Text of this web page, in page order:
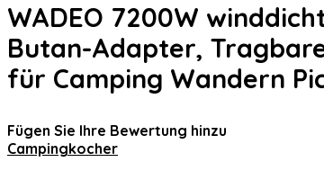
WADEO 7200W
Butan-Adapter,
für Camping Wandern
Fügen Sie Ihre Bewertung hinzu
Campingkocher